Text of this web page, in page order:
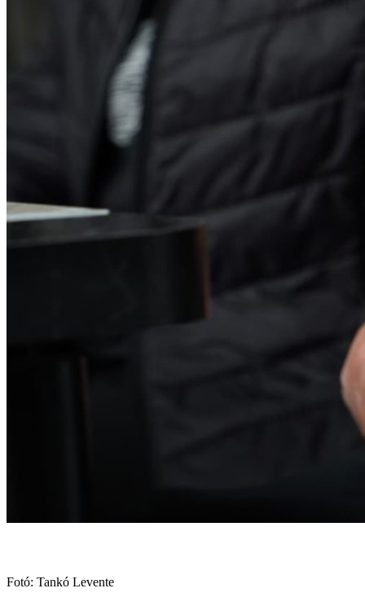
Fotó: Tankó Levente